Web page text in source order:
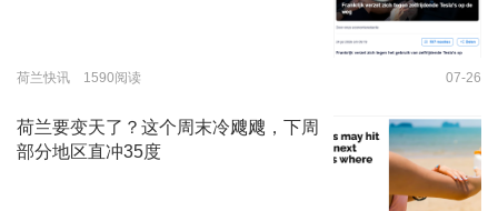
荷兰快讯 1590阅读 07-26
荷兰要变天了？这个周末冷飕飕，下周
部分地区直冲35度